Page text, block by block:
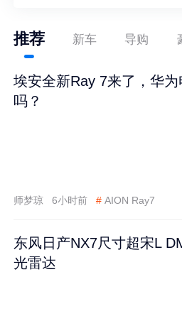
推荐 新车 导购
埃安全新Ray 7来了，华
吗？
师梦琼 6小时前 # AION Ray7
东风日产NX7尺寸超宋L
光雷达